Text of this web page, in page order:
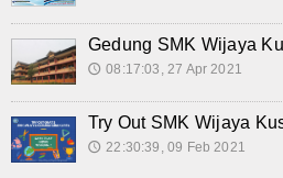
Gedung SMK Wijaya
🕔 08:17:03, 27 Apr 2021
Try Out SMK Wijaya
🕔 22:30:39, 09 Feb 2021